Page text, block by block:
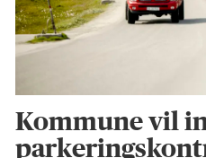
Kommune vil